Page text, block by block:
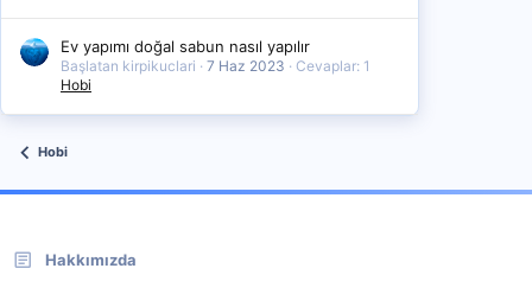
Ev yapımı doğal sabun nasıl yapılır
Başlatan kirpikuclari 7 Haz 2023
Cevaplar: 1
Hobi
Hobi
Hakkımızda